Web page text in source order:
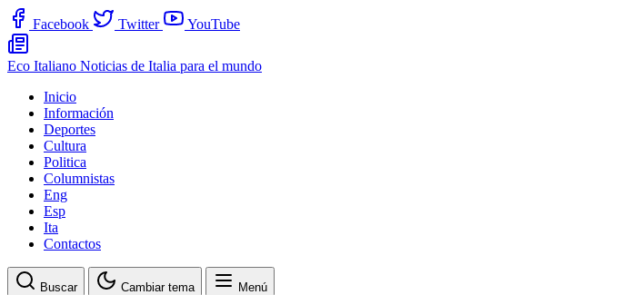
Facebook Twitter YouTube
Eco Italiano Noticias de Italia para el mundo
Inicio
Información
Deportes
Cultura
Politica
Columnistas
Eng
Esp
Ita
Contactos
Buscar Cambiar tema Menú